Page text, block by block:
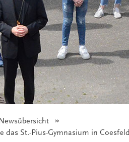
das St.-Pius-Gymnasium in Coesfeld